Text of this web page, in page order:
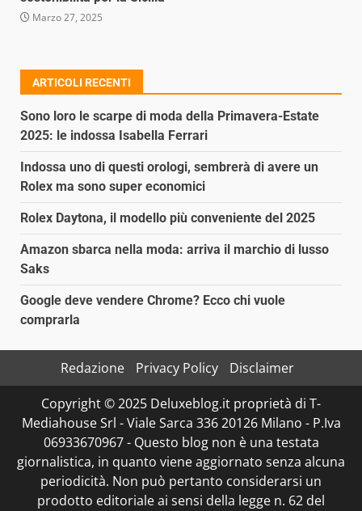
Marzo 27, 2025
ARTICOLI RECENTI
Sono loro le scarpe di moda della Primavera-Estate
2025: le indossa Isabella Ferrari
Indossa uno di questi orologi, sembrerà di avere un
Rolex ma sono super economici
Rolex Daytona, il modello più conveniente del 2025
Amazon sbarca nella moda: arriva il marchio di lusso
Saks
Google deve vendere Chrome? Ecco chi vuole
comprarla
Redazione Privacy Policy
Disclaimer
Copyright © 2025 Deluxeblog.it proprietà di T-
Mediahouse Srl - Viale Sarca 336 20126 Milano - P.Iva
06933670967 - Questo blog non è una testata
giornalistica, in quanto viene aggiornato senza alcuna
periodicità. Non può pertanto considerarsi un
prodotto editoriale ai sensi della legge n. 62 del